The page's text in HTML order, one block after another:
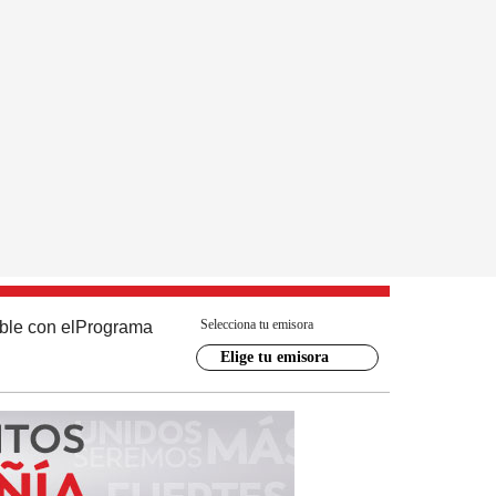
con el Programa Selecciona tu emisora
Elige tu emisora